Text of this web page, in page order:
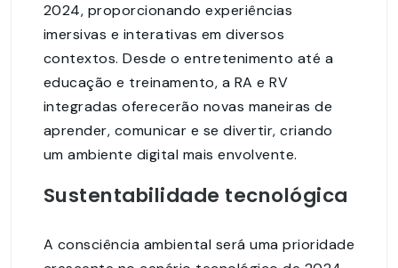
2024, proporcionando experiências
imersivas e interativas em diversos
contextos. Desde o entretenimento até a
educação e treinamento, a RA e RV
integradas oferecerão novas maneiras de
aprender, comunicar e se divertir, criando
um ambiente digital mais envolvente.
Sustentabilidade tecnológica
A consciência ambiental será uma prioridade